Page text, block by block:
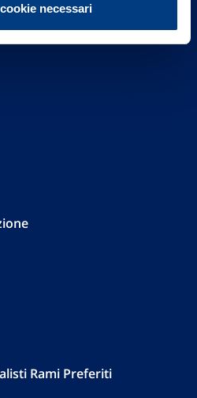
necessari
Rami Preferiti